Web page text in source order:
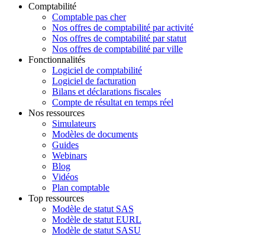
Comptabilité
Comptable pas cher
Nos offres de comptabilité par activité
Nos offres de comptabilité par statut
Nos offres de comptabilité par ville
Fonctionnalités
Logiciel de comptabilité
Logiciel de facturation
Bilans et déclarations fiscales
Compte de résultat en temps réel
Nos ressources
Simulateurs
Modèles de documents
Guides
Webinars
Blog
Vidéos
Plan comptable
Top ressources
Modèle de statut SAS
Modèle de statut EURL
Modèle de statut SASU